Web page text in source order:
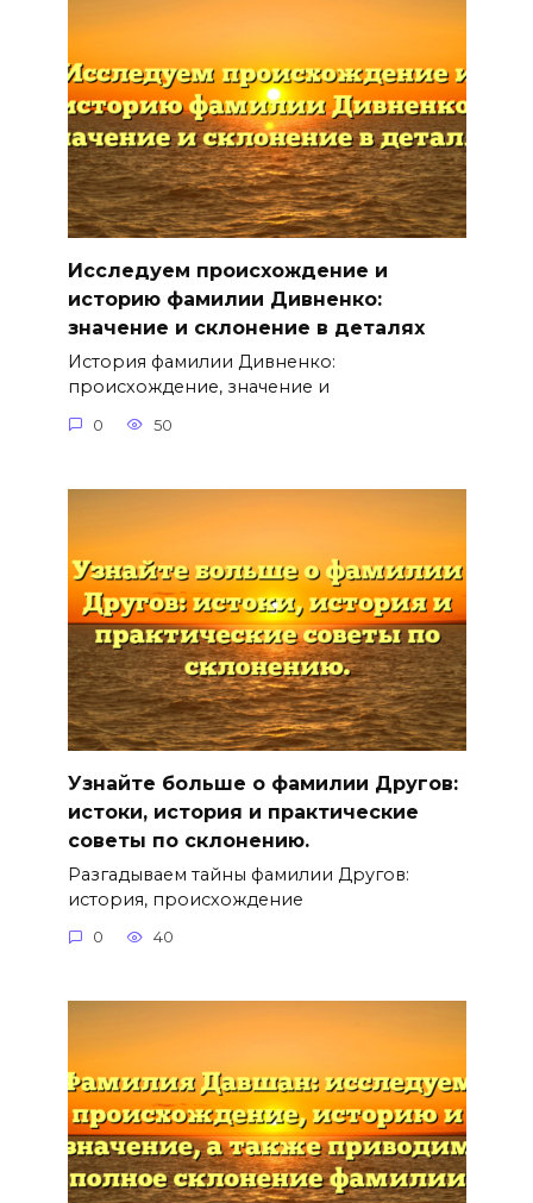
Исследуем происхождение и
историю фамилии Дивненко:
значение и склонение в деталях
История фамилии Дивненко:
происхождение, значение и
0 50
Узнайте больше о фамилии Другов:
истоки, история и практические
советы по склонению.
Разгадываем тайны фамилии Другов:
история, происхождение
0 40